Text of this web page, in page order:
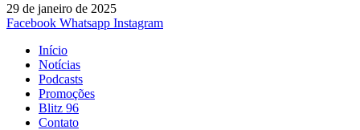
29 de janeiro de 2025
Facebook Whatsapp Instagram
Início
Notícias
Podcasts
Promoções
Blitz 96
Contato